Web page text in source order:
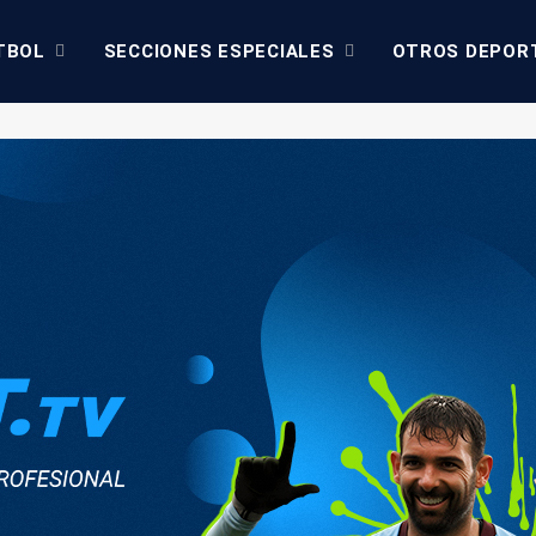
SECCIONES ESPECIALES OTROS